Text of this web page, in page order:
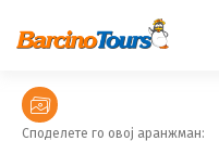
Споделете го овој аранжман: